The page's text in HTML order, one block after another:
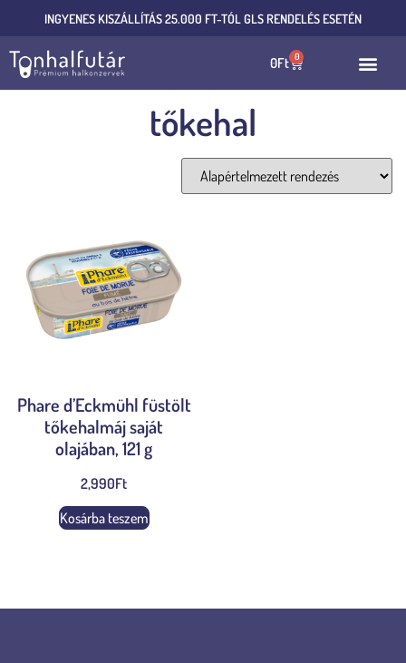
INGYENES KISZÁLLÍTÁS 25.000 FT-TÓL GLS RENDELÉS ESETÉN
0Ft 0
tőkehal
Phare d’Eckmühl füstölt
tőkehalmáj saját
olajában, 121 g
2,990Ft
Kosárba teszem